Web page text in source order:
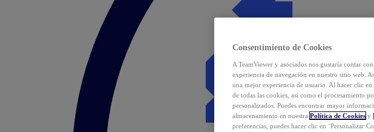
Consentimiento de Cookies
A TeamViewer y asociados nos gustaría contar
experiencia de navegación en nuestro sitio web.
una mejor experiencia de usuario. Al hacer clic en
de todas las cookies, así como el procesamiento
personalizados. Puedes encontrar mayor
almacenamiento en nuestra Política de Cookies y
preferencias, puedes hacer clic en ¨Personalizar